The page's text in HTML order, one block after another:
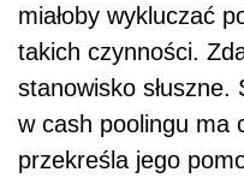
miałoby wykluczać
takich czynności.
stanowisko
w cash poolingu ma
przekreśla jego